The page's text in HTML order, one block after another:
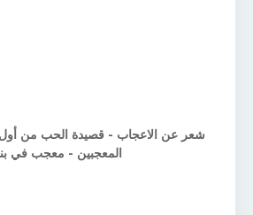
شعر عن الاعجاب - قصيدة الحب من
المعجبين - معجب في